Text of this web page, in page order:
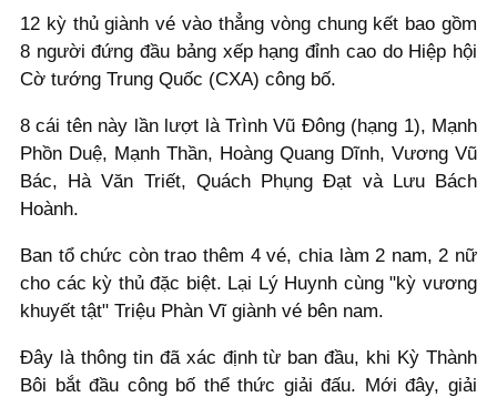
12 kỳ thủ giành vé vào thẳng vòng chung kết bao gồm
8 người đứng đầu bảng xếp hạng đỉnh cao do Hiệp hội
Cờ tướng Trung Quốc (CXA) công bố.
8 cái tên này lần lượt là Trình Vũ Đông (hạng 1), Mạnh
Phồn Duệ, Mạnh Thần, Hoàng Quang Dĩnh, Vương Vũ
Bác, Hà Văn Triết, Quách Phụng Đạt và Lưu Bách
Hoành.
Ban tổ chức còn trao thêm 4 vé, chia làm 2 nam, 2 nữ
cho các kỳ thủ đặc biệt. Lại Lý Huynh cùng "kỳ vương
khuyết tật" Triệu Phàn Vĩ giành vé bên nam.
Đây là thông tin đã xác định từ ban đầu, khi Kỳ Thành
Bôi bắt đầu công bố thể thức giải đấu. Mới đây, giải